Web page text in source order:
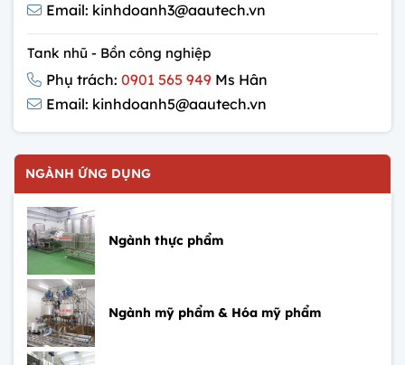
Email: kinhdoanh3@aautech.vn
Tank nhũ - Bồn công nghiệp
Phụ trách: 0901 565 949 Ms Hân
Email: kinhdoanh5@aautech.vn
NGÀNH ỨNG DỤNG
Ngành thực phẩm
Ngành mỹ phẩm & Hóa mỹ phẩm